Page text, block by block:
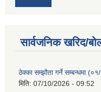
सार्वजनिक खरिद/
ठेक्का सम्झौता गर्ने सम्बन्धमा
मिति: 07/10/2026 - 09:52